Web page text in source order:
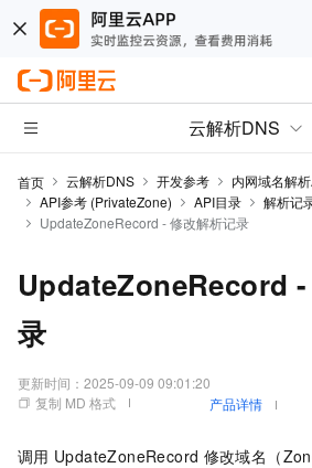
云解析DNS
首页 云解析DNS 开发参考
内网域名解
API参考 (PrivateZone)
API目录
解析记
UpdateZoneRecord - 修改解析记录
UpdateZoneRecord -
录
更新时间： 2025-09-09 09:01:20
复制 MD 格式
产品详情
调用 UpdateZoneRecord 修改域名（